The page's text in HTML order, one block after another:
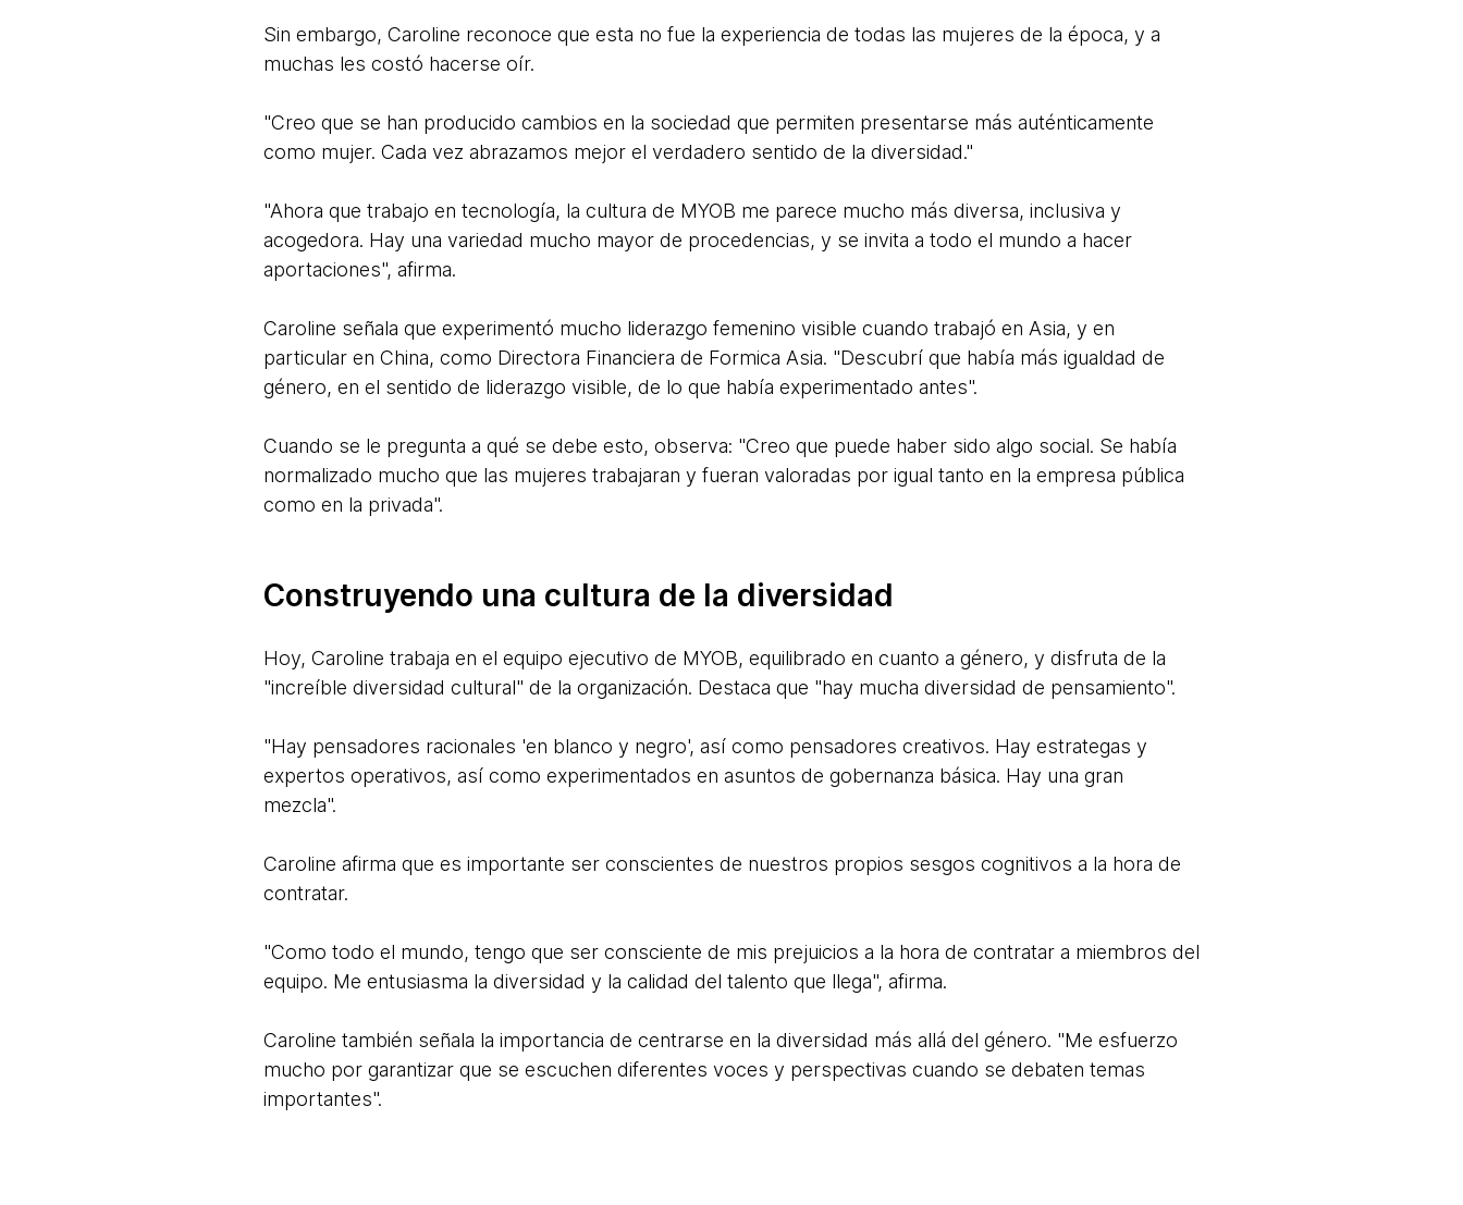
Sin embargo, Caroline reconoce que esta no fue la experiencia de todas las mujeres de la época, y a
muchas les costó hacerse oír.
"Creo que se han producido cambios en la sociedad que permiten presentarse más auténticamente
como mujer. Cada vez abrazamos mejor el verdadero sentido de la diversidad."
"Ahora que trabajo en tecnología, la cultura de MYOB me parece mucho más diversa, inclusiva y
acogedora. Hay una variedad mucho mayor de procedencias, y se invita a todo el mundo a hacer
aportaciones", afirma.
Caroline señala que experimentó mucho liderazgo femenino visible cuando trabajó en Asia, y en
particular en China, como Directora Financiera de Formica Asia. "Descubrí que había más igualdad de
género, en el sentido de liderazgo visible, de lo que había experimentado antes".
Cuando se le pregunta a qué se debe esto, observa: "Creo que puede haber sido algo social. Se había
normalizado mucho que las mujeres trabajaran y fueran valoradas por igual tanto en la empresa pública
como en la privada".
Construyendo una cultura de la diversidad
Hoy, Caroline trabaja en el equipo ejecutivo de MYOB, equilibrado en cuanto a género, y disfruta de la
"increíble diversidad cultural" de la organización. Destaca que "hay mucha diversidad de pensamiento".
"Hay pensadores racionales 'en blanco y negro', así como pensadores creativos. Hay estrategas y
expertos operativos, así como experimentados en asuntos de gobernanza básica. Hay una gran
mezcla".
Caroline afirma que es importante ser conscientes de nuestros propios sesgos cognitivos a la hora de
contratar.
"Como todo el mundo, tengo que ser consciente de mis prejuicios a la hora de contratar a miembros del
equipo. Me entusiasma la diversidad y la calidad del talento que llega", afirma.
Caroline también señala la importancia de centrarse en la diversidad más allá del género. "Me esfuerzo
mucho por garantizar que se escuchen diferentes voces y perspectivas cuando se debaten temas
importantes".